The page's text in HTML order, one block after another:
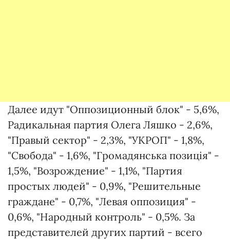
Далее идут "Оппозиционный блок" - 5,6%,
Радикальная партия Олега Ляшко - 2,6%,
"Правый сектор" - 2,3%, "УКРОП" - 1,8%,
"Свобода" - 1,6%, "Громадянська позиція" -
1,5%, "Возрождение" - 1,1%, "Партия
простых людей" - 0,9%, "Решительные
граждане" - 0,7%, "Левая оппозиция" -
0,6%, "Народный контроль" - 0,5%. За
представителей других партий - всего